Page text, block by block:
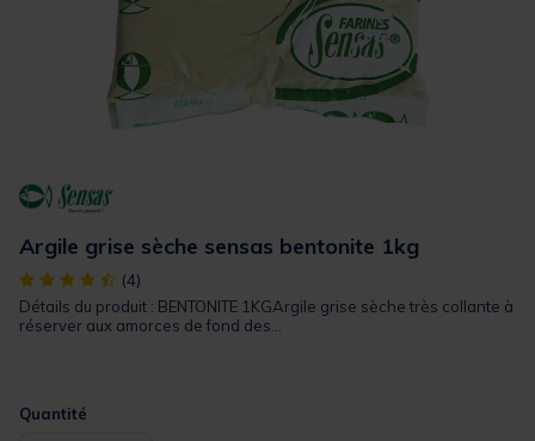
Argile grise sèche sensas bentonite 1kg
[object Object] out of 5 Customer Rating
(4)
Détails du produit : BENTONITE 1KGArgile grise sèche très collante à
réserver aux amorces de fond des...
Quantité